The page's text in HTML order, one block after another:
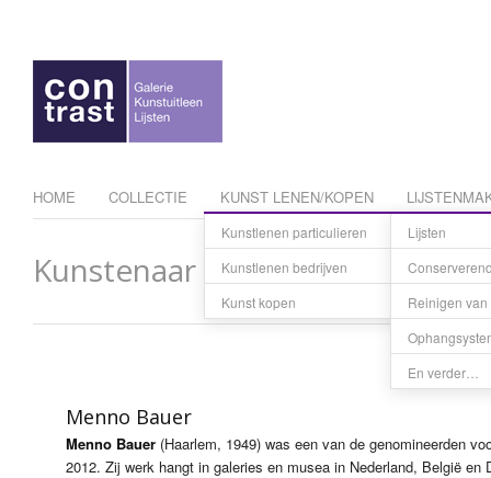
HOME COLLECTIE KUNST LENEN/KOPEN
Kunstlenen particulieren
Tarieven
Kunst
Betaling
Kunstlenen bedrijven
Kunst kopen
Lijsten
Reinigen
En verder…
Kunstenaar
Menno Bauer
Menno Bauer (Haarlem, 1949) was een van de genomineerden
2012. Zij werk hangt in galeries en musea in Nederland, België